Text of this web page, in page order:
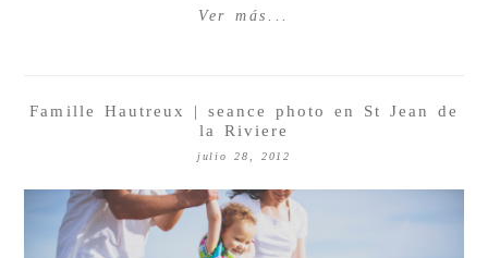
Ver más...
Famille Hautreux | seance photo en St Jean de
la Riviere
julio 28, 2012